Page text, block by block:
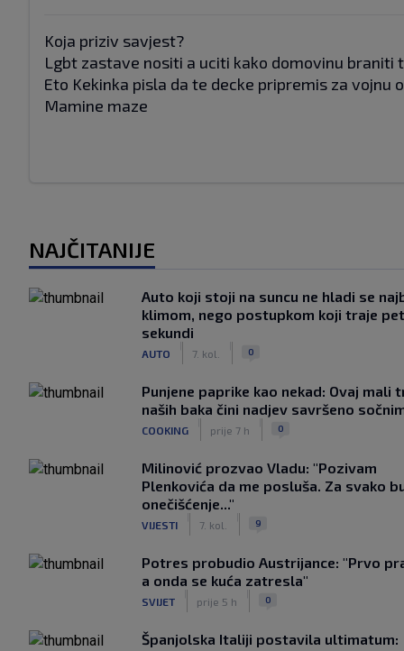
Koja priziv savjest?
Lgbt zastave nositi a uciti kako domovinu braniti
Eto Kekinka pisla da te decke pripremis za vojnu
Mamine maze
NAJČITANIJE
Auto koji stoji na suncu ne hladi se
klimom, nego postupkom koji traje
sekundi
AUTO 7. kol. 0
Punjene paprike kao nekad: Ovaj mali
naših baka čini nadjev savršeno
COOKING prije 7 h 0
Milinović prozvao Vladu: "Pozivam
Plenkovića da me posluša. Za svako
onečišćenje..."
VIJESTI 7. kol. 9
Potres probudio Austrijance: "Prvo
a onda se kuća zatresla"
SVIJET prije 5 h 0
Španjolska Italiji postavila ultimatum: